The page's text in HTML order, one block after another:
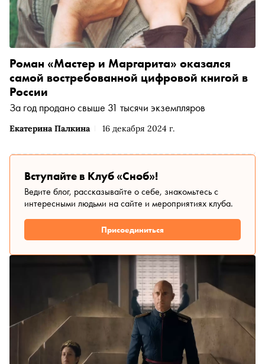
Екатерина Палкина 16 декабря 2024 г.
Роман «Мастер и Маргарита» оказался
самой востребованной цифровой книгой в
России
За год продано свыше 31 тысячи экземпляров
Вступайте в Клуб «Сноб»!
Ведите блог, рассказывайте о себе, знакомьтесь с
интересными людьми на сайте и мероприятиях клуба.
Присоединиться